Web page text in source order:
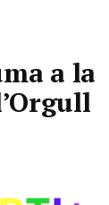
a la